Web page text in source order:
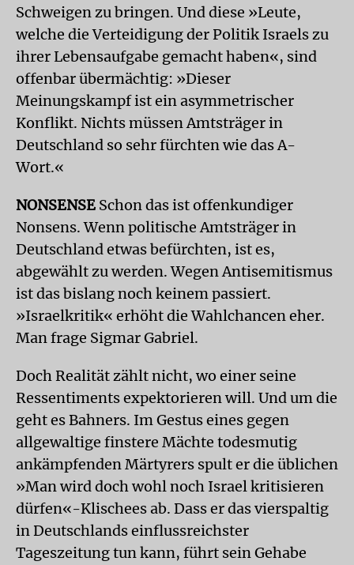
Schweigen zu bringen. Und diese »Leute,
welche die Verteidigung der Politik Israels zu
ihrer Lebensaufgabe gemacht haben«, sind
offenbar übermächtig: »Dieser
Meinungskampf ist ein asymmetrischer
Konflikt. Nichts müssen Amtsträger in
Deutschland so sehr fürchten wie das A-
Wort.«
NONSENSE Schon das ist offenkundiger
Nonsens. Wenn politische Amtsträger in
Deutschland etwas befürchten, ist es,
abgewählt zu werden. Wegen Antisemitismus
ist das bislang noch keinem passiert.
»Israelkritik« erhöht die Wahlchancen eher.
Man frage Sigmar Gabriel.
Doch Realität zählt nicht, wo einer seine
Ressentiments expektorieren will. Und um die
geht es Bahners. Im Gestus eines gegen
allgewaltige finstere Mächte todesmutig
ankämpfenden Märtyrers spult er die üblichen
»Man wird doch wohl noch Israel kritisieren
dürfen«-Klischees ab. Dass er das vierspaltig
in Deutschlands einflussreichster
Tageszeitung tun kann, führt sein Gehabe